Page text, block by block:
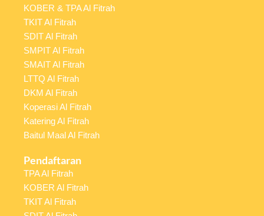
KOBER & TPA Al Fitrah
TKIT Al Fitrah
SDIT Al Fitrah
SMPIT Al Fitrah
SMAIT Al Fitrah
LTTQ Al Fitrah
DKM Al Fitrah
Koperasi Al Fitrah
Katering Al Fitrah
Baitul Maal Al Fitrah
Pendaftaran
TPA Al Fitrah
KOBER Al Fitrah
TKIT Al Fitrah